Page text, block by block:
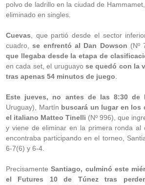
polvo de ladrillo en la ciudad de
eliminado en singles.
Cuevas , que partió desde el sector
cuadro,se enfrentó al Dan Dowson (Nº
que llegaba desde la etapa de
en cada set, el uruguayo se quedó con la
tras apenas 54 minutos de juego
Este jueves, no antes de las 8:30 de
Uruguay), Martín buscará un lugar en los
el italiano Matteo Tinelli (Nº 996), que
y viene de eliminar en la primera ronda al
encontraba participando en el torneo,
6-7(6) y 6-4.
PrecisamenteSantiago, culminó este
el Futures 10 de Túnez tras